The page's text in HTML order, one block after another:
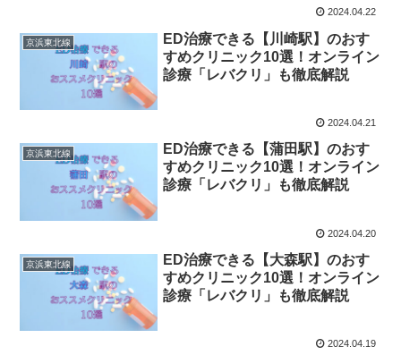
2024.04.22
京浜東北線
ED治療できる【川崎駅】のおす
すめクリニック10選！オンライン
診療「レバクリ」も徹底解説
2024.04.21
京浜東北線
ED治療できる【蒲田駅】のおす
すめクリニック10選！オンライン
診療「レバクリ」も徹底解説
2024.04.20
京浜東北線
ED治療できる【大森駅】のおす
すめクリニック10選！オンライン
診療「レバクリ」も徹底解説
2024.04.19